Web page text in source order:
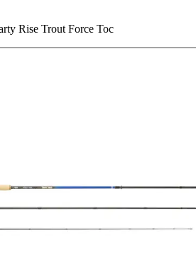
Rise Trout Force Toc